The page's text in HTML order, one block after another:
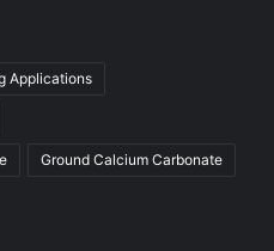
Applications
Ground Calcium Carbonate